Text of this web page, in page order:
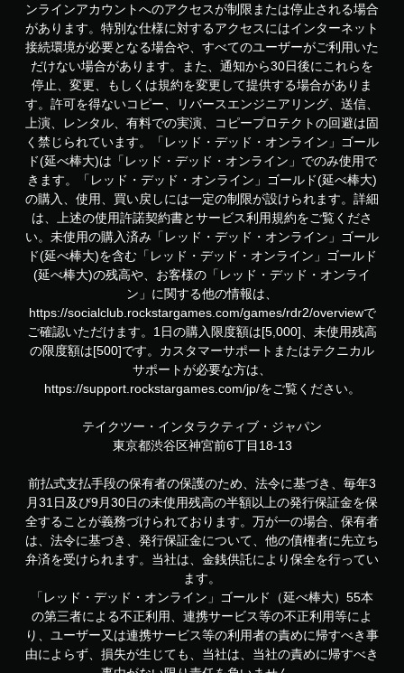
ンラインアカウントへのアクセスが制限または停止される場合
があります。特別な仕様に対するアクセスにはインターネット
接続環境が必要となる場合や、すべてのユーザーがご利用いた
だけない場合があります。また、通知から30日後にこれらを
停止、変更、もしくは規約を変更して提供する場合がありま
す。許可を得ないコピー、リバースエンジニアリング、送信、
上演、レンタル、有料での実演、コピープロテクトの回避は固
く禁じられています。「レッド・デッド・オンライン」ゴール
ド(延べ棒大)は「レッド・デッド・オンライン」でのみ使用で
きます。「レッド・デッド・オンライン」ゴールド(延べ棒大)
の購入、使用、買い戻しには一定の制限が設けられます。詳細
は、上述の使用許諾契約書とサービス利用規約をご覧くださ
い。未使用の購入済み「レッド・デッド・オンライン」ゴール
ド(延べ棒大)を含む「レッド・デッド・オンライン」ゴールド
(延べ棒大)の残高や、お客様の「レッド・デッド・オンライ
ン」に関する他の情報は、
https://socialclub.rockstargames.com/games/rdr2/overviewで
ご確認いただけます。1日の購入限度額は[5,000]、未使用残高
の限度額は[500]です。カスタマーサポートまたはテクニカル
サポートが必要な方は、
https://support.rockstargames.com/jp/をご覧ください。
テイクツー・インタラクティブ・ジャパン
東京都渋谷区神宮前6丁目18-13
前払式支払手段の保有者の保護のため、法令に基づき、毎年3
月31日及び9月30日の未使用残高の半額以上の発行保証金を保
全することが義務づけられております。万が一の場合、保有者
は、法令に基づき、発行保証金について、他の債権者に先立ち
弁済を受けられます。当社は、金銭供託により保全を行ってい
ます。
「レッド・デッド・オンライン」ゴールド（延べ棒大）55本
の第三者による不正利用、連携サービス等の不正利用等によ
り、ユーザー又は連携サービス等の利用者の責めに帰すべき事
由によらず、損失が生じても、当社は、当社の責めに帰すべき